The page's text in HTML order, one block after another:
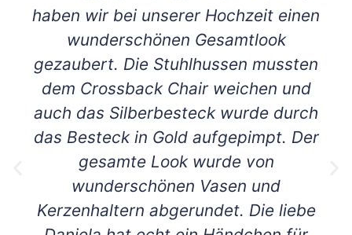
haben wir bei unserer Hochzeit einen
wunderschönen Gesamtlook
gezaubert. Die Stuhlhussen mussten
dem Crossback Chair weichen und
auch das Silberbesteck wurde durch
das Besteck in Gold aufgepimpt. Der
gesamte Look wurde von
wunderschönen Vasen und
Kerzenhaltern abgerundet. Die liebe